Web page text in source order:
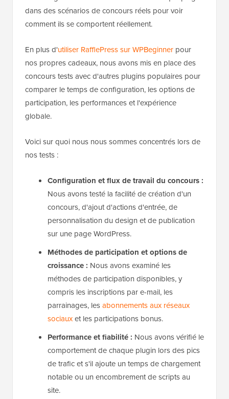
dans des scénarios de concours réels pour voir
comment ils se comportent réellement.
En plus d'utiliser RafflePress sur WPBeginner pour
nos propres cadeaux, nous avons mis en place des
concours tests avec d'autres plugins populaires pour
comparer le temps de configuration, les options de
participation, les performances et l'expérience
globale.
Voici sur quoi nous nous sommes concentrés lors de
nos tests :
Configuration et flux de travail du concours :
Nous avons testé la facilité de création d'un
concours, d'ajout d'actions d'entrée, de
personnalisation du design et de publication
sur une page WordPress.
Méthodes de participation et options de
croissance : Nous avons examiné les
méthodes de participation disponibles, y
compris les inscriptions par e-mail, les
parrainages, lesabonnements aux réseaux
sociauxet les participations bonus.
Performance et fiabilité : Nous avons vérifié le
comportement de chaque plugin lors des pics
de trafic et s'il ajoute un temps de chargement
notable ou un encombrement de scripts au
site.